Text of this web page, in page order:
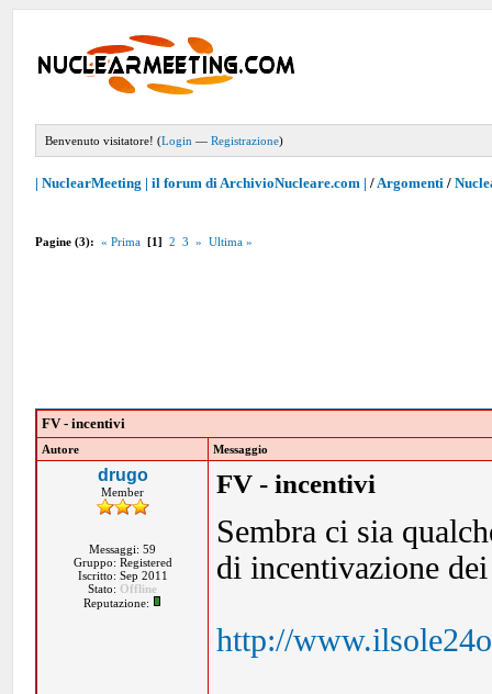
Benvenuto visitatore! (Login —Registrazione)
| NuclearMeeting | il forum di ArchivioNucleare.com | /Argomenti /
Pagine (3): « Prima [1] 2 3 » Ultima »
FV - incentivi
Autore Messaggio
drugo
Member
Messaggi: 59
Gruppo: Registered
Iscritto: Sep 2011
Stato: Offline
Reputazione:
FV - incentivi
Sembra ci sia
di incentivazione
http://